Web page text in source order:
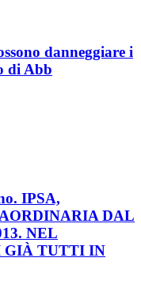
danneggiare i
di Abb
IPSA,
DAL
NEL
GIÀ TUTTI IN